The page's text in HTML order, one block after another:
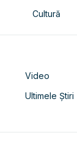
Cultură
Video
Ultimele Știri